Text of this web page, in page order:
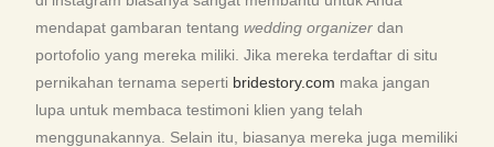
mendapat gambaran tentangwedding organizer dan
portofolio yang mereka miliki. Jika mereka terdaftar di situ
pernikahan ternama seperti bridestory.com maka jangan
lupa untuk membaca testimoni klien yang telah
menggunakannya. Selain itu, biasanya mereka juga memiliki